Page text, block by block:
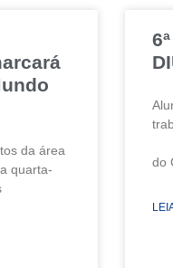
da área
quarta-
A
do